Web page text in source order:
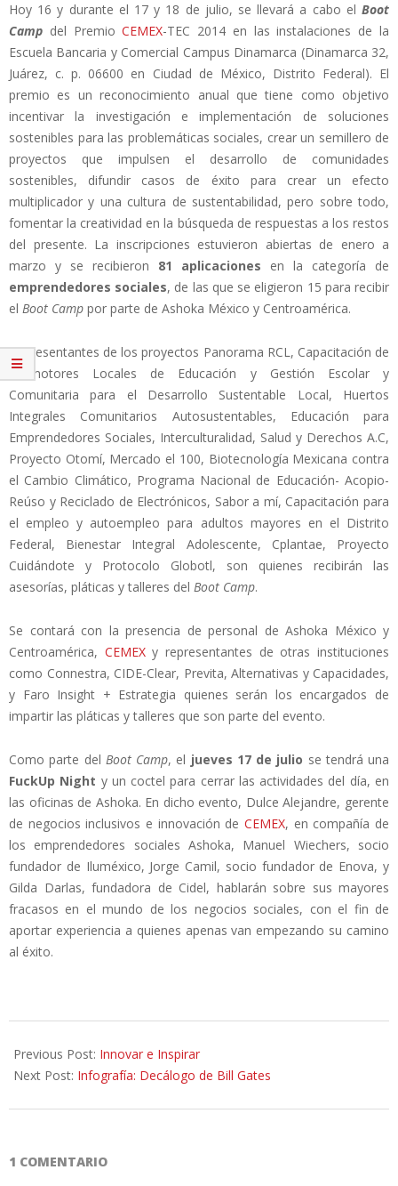
Hoy 16 y durante el 17 y 18 de julio, se llevará a cabo el Boot
Camp del PremioCEMEX-TEC 2014 en las instalaciones de la
Escuela Bancaria y Comercial Campus Dinamarca (Dinamarca 32,
Juárez, c. p. 06600 en Ciudad de México, Distrito Federal). El
premio es un reconocimiento anual que tiene como objetivo
incentivar la investigación e implementación de soluciones
sostenibles para las problemáticas sociales, crear un semillero de
proyectos que impulsen el desarrollo de comunidades
sostenibles, difundir casos de éxito para crear un efecto
multiplicador y una cultura de sustentabilidad, pero sobre todo,
fomentar la creatividad en la búsqueda de respuestas a los restos
del presente. La inscripciones estuvieron abiertas de enero a
marzo y se recibieron 81 aplicaciones en la categoría de
emprendedores sociales, de las que se eligieron 15 para recibir
el Boot Camp por parte de Ashoka México y Centroamérica.
Representantes de los proyectos Panorama RCL, Capacitación de
Promotores Locales de Educación y Gestión Escolar y
Comunitaria para el Desarrollo Sustentable Local, Huertos
Integrales Comunitarios Autosustentables, Educación para
Emprendedores Sociales, Interculturalidad, Salud y Derechos A.C,
Proyecto Otomí, Mercado el 100, Biotecnología Mexicana contra
el Cambio Climático, Programa Nacional de Educación- Acopio-
Reúso y Reciclado de Electrónicos, Sabor a mí, Capacitación para
el empleo y autoempleo para adultos mayores en el Distrito
Federal, Bienestar Integral Adolescente, Cplantae, Proyecto
Cuidándote y Protocolo Globotl, son quienes recibirán las
asesorías, pláticas y talleres del Boot Camp.
Se contará con la presencia de personal de Ashoka México y
Centroamérica, CEMEXy representantes de otras instituciones
como Connestra, CIDE-Clear, Previta, Alternativas y Capacidades,
y Faro Insight + Estrategia quienes serán los encargados de
impartir las pláticas y talleres que son parte del evento.
Como parte del Boot Camp, el jueves 17 de julio se tendrá una
FuckUp Night y un coctel para cerrar las actividades del día, en
las oficinas de Ashoka. En dicho evento, Dulce Alejandre, gerente
de negocios inclusivos e innovación de CEMEX, en compañía de
los emprendedores sociales Ashoka, Manuel Wiechers, socio
fundador de Iluméxico, Jorge Camil, socio fundador de Enova, y
Gilda Darlas, fundadora de Cidel, hablarán sobre sus mayores
fracasos en el mundo de los negocios sociales, con el fin de
aportar experiencia a quienes apenas van empezando su camino
al éxito.
07-
16
Previous Post: Innovar e Inspirar
Next Post: Infografía: Decálogo de Bill Gates
1 COMENTARIO